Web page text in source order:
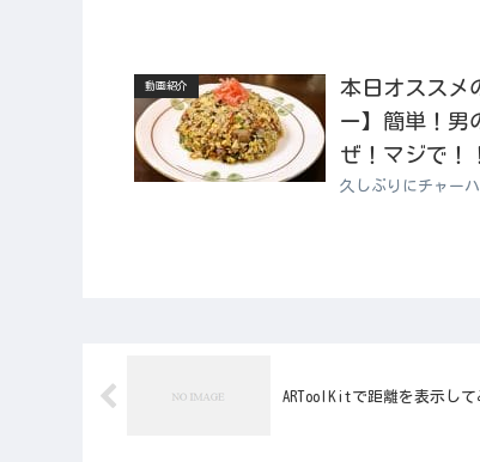
動画紹介
本日オススメ
ー】簡単！男
ぜ！マジで！
久しぶりにチャー
ARToolKitで距離を表示して